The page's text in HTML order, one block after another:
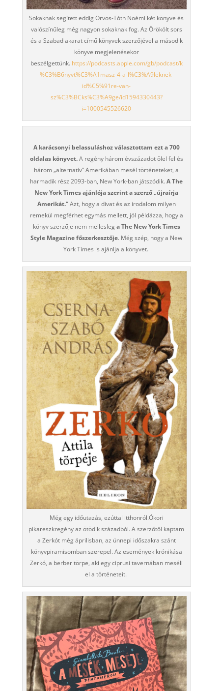
Sokaknak segített eddig Orvos-Tóth Noémi két könyve és
valószínűleg még nagyon sokaknak fog. Az Örökölt sors
és a Szabad akarat című könyvek szerzőjével a második
könyve megjelenésekor
beszélgettünk. https://podcasts.apple.com/gb/podcast/k
%C3%B6nyvt%C3%A1masz-4-a-l%C3%A9leknek-
id%C5%91re-van-
sz%C3%BCks%C3%A9ge/id1594330443?
i=1000545526620
A karácsonyi belassuláshoz választottam ezt a 700
oldalas könyvet.A regény három évszázadot ölel fel és
három „alternatív” Amerikában mesél történeteket, a
harmadik rész 2093-ban, New York-ban játszódik.A The
New York Times ajánlója szerint a szerző „újraírja
Amerikát.”Azt, hogy a divat és az irodalom milyen
remekül megférhet egymás mellett, jól példázza, hogy a
könyv szerzője nem melleslega The New York Times
Style Magazine főszerkesztője. Még szép, hogy a New
York Times is ajánlja a könyvet.
Még egy időutazás, ezúttal itthonról.Ókori
pikareszkregény az ötödik századból. A szerzőtől kaptam
a Zerkót még áprilisban, az ünnepi időszakra szánt
könyvpiramisomban szerepel. Az események krónikása
Zerkó, a berber törpe, aki egy ciprusi tavernában meséli
el a történeteit.